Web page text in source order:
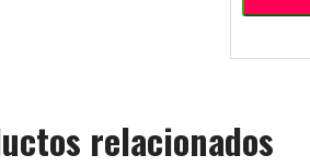
relacionados